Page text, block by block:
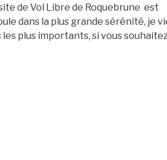
de Vol Libre de Roquebrune est
dans la plus grande sérénité, je
plus importants, si vous